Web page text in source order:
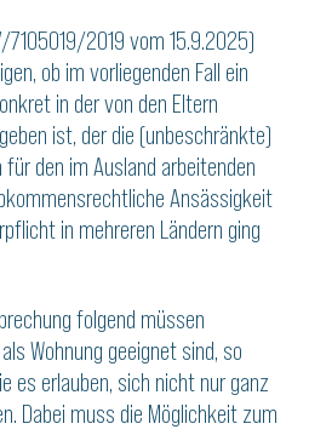
7105019/2019 vom 15.9.2025)
ob im vorliegenden Fall ein
in der von den Eltern
ist, der die (unbeschränkte)
den im Ausland arbeitenden
Ansässigkeit
in mehreren Ländern ging
folgend müssen
Wohnung geeignet sind, so
es erlauben, sich nicht nur ganz
Dabei muss die Möglichkeit zum